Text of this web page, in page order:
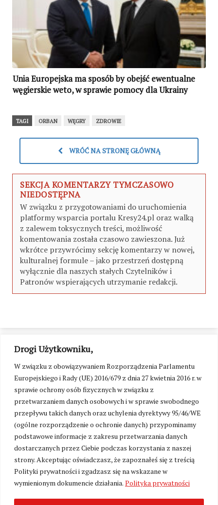
Drogi Użytkowniku,
W związku z obowiązywaniem Rozporządzenia Parlamentu
Europejskiego i Rady (UE) 2016/679 z dnia 27 kwietnia 2016 r. w
sprawie ochrony osób fizycznych w związku z
przetwarzaniem danych osobowych i w sprawie swobodnego
przepływu takich danych oraz uchylenia dyrektywy 95/46/WE
(ogólne rozporządzenie o ochronie danych) przypominamy
podstawowe informacje z zakresu przetwarzania danych
dostarczanych przez Ciebie podczas korzystania z naszej
strony. Akceptując oświadczasz, że zapoznałeś się z treścią
Polityki prywatności i zgadzasz się na wskazane w
wymienionym dokumencie działania. Polityka prywatności
Unia Europejska ma sposób by obejść ewentualne
węgierskie weto, w sprawie pomocy dla Ukrainy
TAGI ORBAN WĘGRY ZDROWIE
WRÓĆ NA STRONĘ GŁÓWNĄ
SEKCJA KOMENTARZY TYMCZASOWO
NIEDOSTĘPNA
W związku z przygotowaniami do uruchomienia
platformy wsparcia portalu Kresy24.pl oraz walką
z zalewem toksycznych treści, możliwość
komentowania została czasowo zawieszona. Już
wkrótce przywrócimy sekcję komentarzy w nowej,
kulturalnej formule – jako przestrzeń dostępną
wyłącznie dla naszych stałych Czytelników i
Patronów wspierających utrzymanie redakcji.
Zmień ustawienia cookies